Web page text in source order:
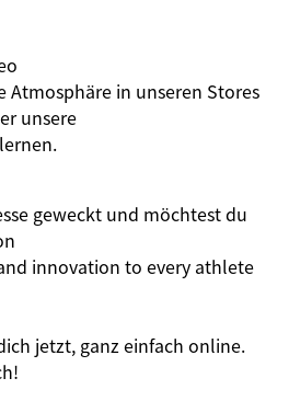
Atmosphäre in unseren Stores
unsere
geweckt und möchtest du
innovation to every athlete
jetzt, ganz einfach online.